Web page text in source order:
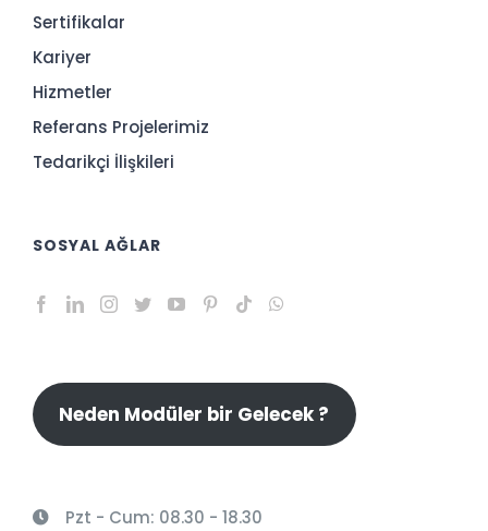
Sertifikalar
Kariyer
Hizmetler
Referans Projelerimiz
Tedarikçi İlişkileri
SOSYAL AĞLAR
Neden Modüler bir Gelecek ?
Pzt - Cum: 08.30 - 18.30